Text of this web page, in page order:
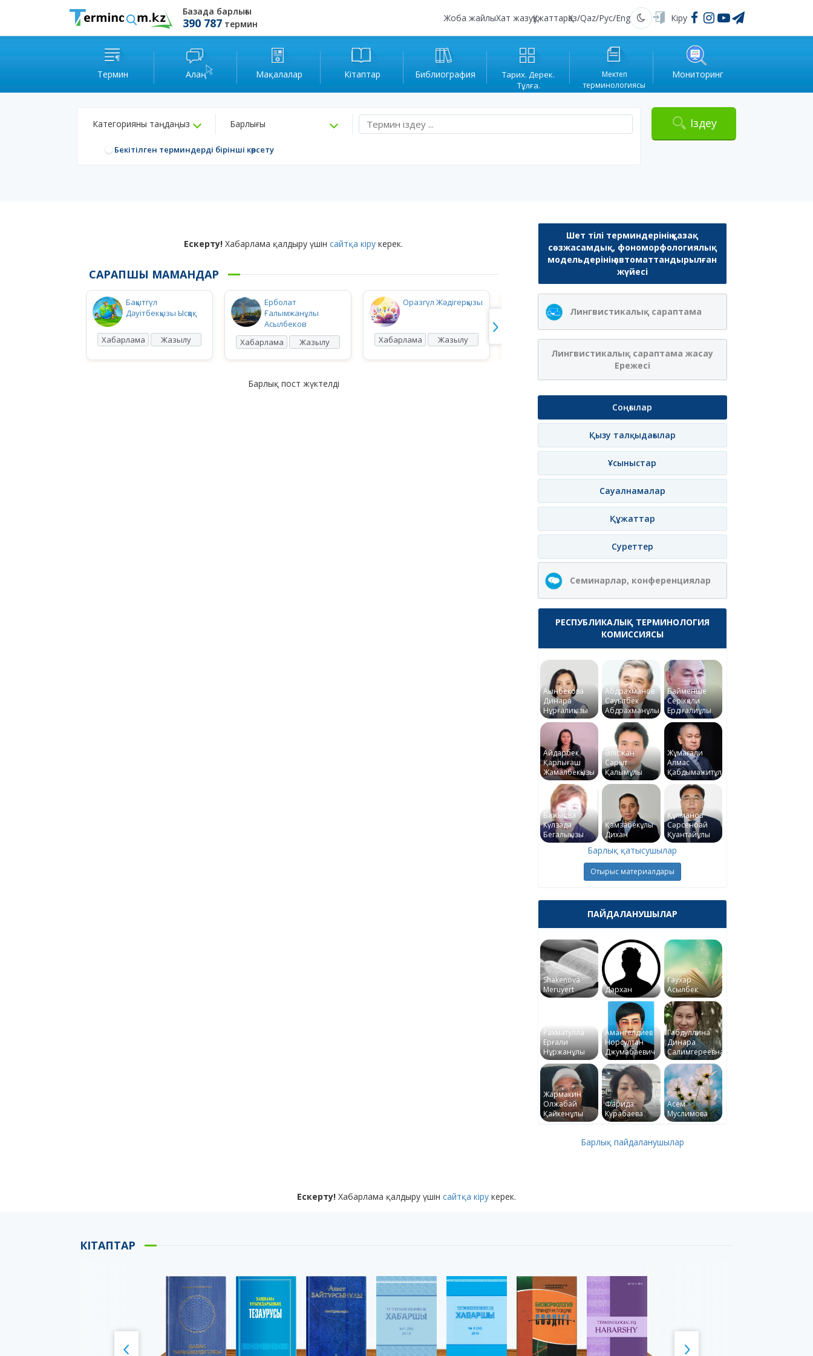
Базада барлығы
390 787 термин
Жоба жайлыХат жазуҚұжаттарҚаз/Qaz/Рус/Eng Қараңғы Кіру
Термин Алаң Мақалалар Кітаптар Библиография
Тарих. Дерек.
Тұлға.
Мектеп
терминологиясы
Мониторинг
Категорияны таңдаңыз Барлығы
Бекітілген терминдерді бірінші көрсету
Іздеу
Ескерту! Хабарлама қалдыру үшінсайтқа кіру керек.
САРАПШЫ МАМАНДАР
Бақытгүл
Дәуітбекқызы Ысқақ
Хабарлама Жазылу
Ерболат
Ғалымжанұлы
Асылбеков
Хабарлама
Жазылу
Оразгүл Жәдігерқызы
Хабарлама Жазылу
Ақжібек Нұрланқызы
Ахмет
Хабарлама Жазылу
Итеғұлова
Хабарлама Жазылу
Барлық пост жүктелді
Шет тілі терминдерінің қазақ
сөзжасамдық, фономорфологиялық
модельдерінің автоматтандырылған
жүйесі
Лингвистикалық сараптама
Лингвистикалық сараптама жасау
Ережесі
Соңғылар
Қызу талқыдағылар
Ұсыныстар
Сауалнамалар
Құжаттар
Суреттер
Семинарлар, конференциялар
РЕСПУБЛИКАЛЫҚ ТЕРМИНОЛОГИЯ
КОМИССИЯСЫ
Ақынбекова
Динара
Нұрғалиқызы
Абдрахманов
Сауытбек
Абдрахманұлы
Байменше
Серікқали
Ердіғалиұлы
Айдарбек
Қарлығаш
Жамалбекқызы
Әлісжан
Сарқыт
Қалымұлы
Жұмағали
Алмас
Қабдымәжитұлы
Бажықова
Күлзада
Бегалықызы
Қамзабекұлы
Дихан
Құлманов
Сәрсенбай
Қуантайұлы
Барлық қатысушылар
Отырыс материалдары
ПАЙДАЛАНУШЫЛАР
Shakenova
Meruyert
Дархан
Гаухар
Асылбек
Рахматулла
Ерғали
Нұржанұлы
Амангелдиев
Норсултан
Джумабаевич
Габдуллина
Динара
Салимгереевна
Жармакин
Олжабай
Қайкенұлы
Фарида
Курабаева
Асем
Муслимова
Барлық пайдаланушылар
Ескерту! Хабарлама қалдыру үшін сайтқа кіру керек.
КІТАПТАР